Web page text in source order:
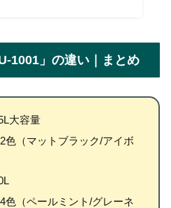
1001」の違い｜まとめ
大容量
色（マットブラック/アイボ
色（ペールミント/グレーネ